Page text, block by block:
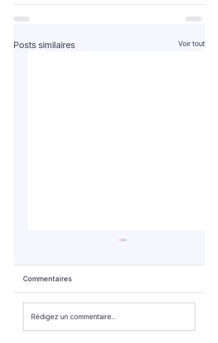
Posts similaires Voir tout
Commentaires
Rédigez un commentaire...